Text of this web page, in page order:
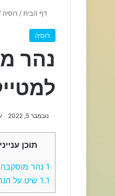
דף הבית/ רוסיה
רוסיה
נהר
נובמבר 5, 2022
תוכן
1 נהר מוסקבה
1.1 שיט על